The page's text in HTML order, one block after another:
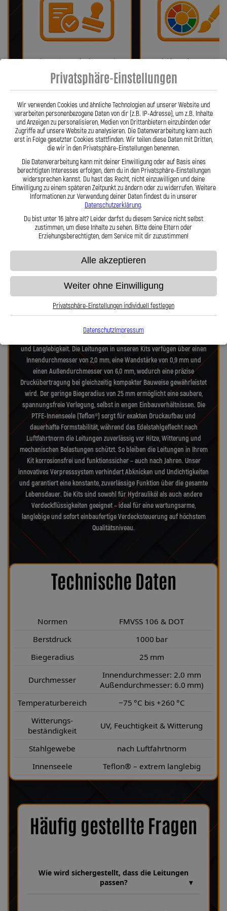
Bei uns erhalten Sie eine ABE oder
ein Teilegutachten (falls
notwendig)!
Wir bieten eine Auswahl
verschiedenen Farben!
Fragen? Unser Team ist täglich per
Telefon oder Mail für Sie da.
Einfache Montage dank
und 360° verdrehbarer
Präzision in Zahlen: Unsere technischen
Highlights
Unsere Stahlflex-Verdeckleitungs-Kits für Opel Astra Astra-G (T98C)
Astra Cabrio 1.6 wurden speziell für die hohen Anforderungen
moderner- und alter-Verdecksysteme entwickelt. Jedes Kit vereint
Technik nach Luftfahrtnorm, hochfeste Edelstahlanschlüsse und
und Langlebigkeit. Die Leitungen in unseren Kits verfügen über einen
Innendurchmesser von 2,0 mm, eine Wandstärke von 0,9 mm und
einen Außendurchmesser von 6,0 mm, wodurch eine präzise
Druckübertragung bei gleichzeitig kompakter Bauweise gewährleistet
wird. Der geringe Biegeradius von 25 mm ermöglicht eine saubere,
spannungsfreie Verlegung, selbst in engen Einbauverhältnissen. Die
PTFE-Innenseele (Teflon®) sorgt für exakten Druckaufbau und
dauerhafte Formstabilität, während das Edelstahlgeflecht nach
Luftfahrtnorm die Leitungen zuverlässig vor Hitze, Witterung und
mechanischen Belastungen schützt. So bleiben die Leitungen in Ihrem
Kit korrosionsfrei und funktionssicher – auch nach Jahren. Unser
innovatives Verpresssystem verhindert Abknicken und Undichtigkeiten
und garantiert eine konstante, zuverlässige Funktion über die gesamte
Lebensdauer. Die Kits sind sowohl für Hydrauliköl als auch andere
Verdeckflüssigkeiten geeignet – ideal für eine wartungsarme,
langlebige und sofort einbaufertige Verdecksteuerung auf höchstem
Qualitätsniveau.
Technische Daten
Normen
FMVSS 106 & DOT
Berstdruck
1000 bar
Biegeradius
25 mm
Durchmesser
Innendurchmesser: 2.0 mm
Außendurchmesser: 6.0 mm)
Temperaturbereich
−75 °C bis +260 °C
Witterungs-
beständigkeit
UV, Feuchtigkeit & Witterung
Stahlgewebe
nach Luftfahrtnorm
Innenseele
Teflon® – extrem langlebig
Häufig gestellte Fragen
Wie wird sichergestellt, dass die Leitungen
passen?
Privatsphäre-Einstellungen
Wir verwenden Cookies und ähnliche Technologien auf unserer Website und
verarbeiten personenbezogene Daten von dir (z.B. IP-Adresse), um z.B. Inhalte
und Anzeigen zu personalisieren, Medien von Drittanbietern einzubinden oder
Zugriffe auf unsere Website zu analysieren. Die Datenverarbeitung kann auch
erst in Folge gesetzter Cookies stattfinden. Wir teilen diese Daten mit Dritten,
die wir in den Privatsphäre-Einstellungen benennen.
Die Datenverarbeitung kann mit deiner Einwilligung oder auf Basis eines
berechtigten Interesses erfolgen, dem du in den Privatsphäre-Einstellungen
widersprechen kannst. Du hast das Recht, nicht einzuwilligen und deine
Einwilligung zu einem späteren Zeitpunkt zu ändern oder zu widerrufen. Weitere
Informationen zur Verwendung deiner Daten findest du in unserer
Datenschutzerklärung.
Du bist unter 16 Jahre alt? Leider darfst du diesem Service nicht selbst
zustimmen, um diese Inhalte zu sehen. Bitte deine Eltern oder
Erziehungsberechtigten, dem Service mit dir zuzustimmen!
Alle akzeptieren
Weiter ohne Einwilligung
Privatsphäre-Einstellungen individuell festlegen
DatenschutzImpressum